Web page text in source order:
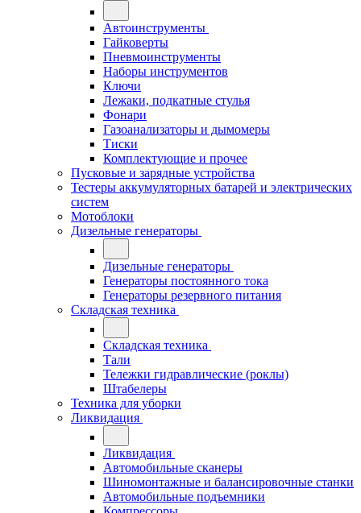
Автоинструменты
Гайковерты
Пневмоинструменты
Наборы инструментов
Ключи
Лежаки, подкатные стулья
Фонари
Газоанализаторы и дымомеры
Тиски
Комплектующие и прочее
Пусковые и зарядные устройства
Тестеры аккумуляторных батарей и электрических
систем
Мотоблоки
Дизельные генераторы
Дизельные генераторы
Генераторы постоянного тока
Генераторы резервного питания
Складская техника
Складская техника
Тали
Тележки гидравлические (роклы)
Штабелеры
Техника для уборки
Ликвидация
Ликвидация
Автомобильные сканеры
Шиномонтажные и балансировочные станки
Автомобильные подъемники